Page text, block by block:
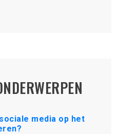
media op het